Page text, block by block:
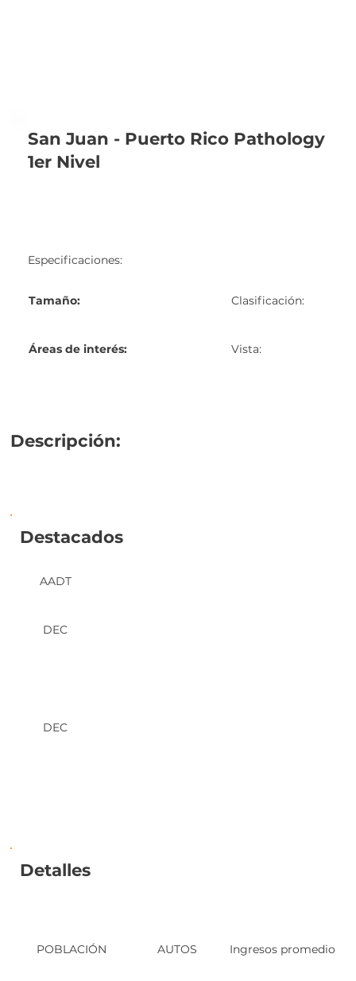
Descripción:
DEC
AADT
Destacados
DEC
Ingresos promedio
AUTOS
POBLACIÓN
Detalles
San Juan - Puerto Rico Pathology
1er Nivel
Especificaciones:
Tamaño: Clasificación:
Áreas de interés: Vista: